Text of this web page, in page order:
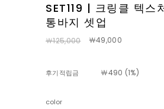
SET119 | 크링클 텍스
통바지 셋업
￦125,000 ￦49,000
후기적립금 ￦490 (1%)
color